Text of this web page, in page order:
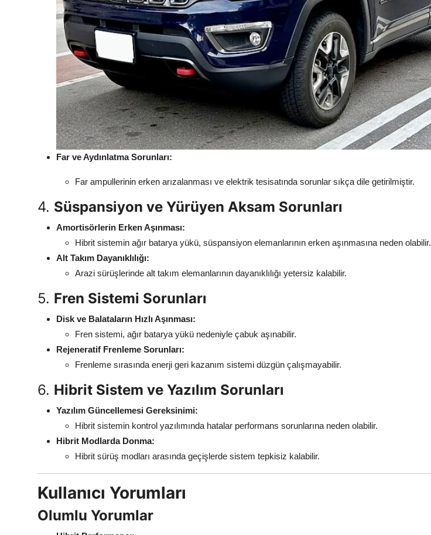
Far ve Aydınlatma Sorunları:
Far ampullerinin erken arızalanması ve elektrik tesisatında sorunlar sıkça dile getirilmiştir.
4. Süspansiyon ve Yürüyen Aksam Sorunları
Amortisörlerin Erken Aşınması:
Hibrit sistemin ağır batarya yükü, süspansiyon elemanlarının erken aşınmasına neden olabilir.
Alt Takım Dayanıklılığı:
Arazi sürüşlerinde alt takım elemanlarının dayanıklılığı yetersiz kalabilir.
5. Fren Sistemi Sorunları
Disk ve Balataların Hızlı Aşınması:
Fren sistemi, ağır batarya yükü nedeniyle çabuk aşınabilir.
Rejeneratif Frenleme Sorunları:
Frenleme sırasında enerji geri kazanım sistemi düzgün çalışmayabilir.
6. Hibrit Sistem ve Yazılım Sorunları
Yazılım Güncellemesi Gereksinimi:
Hibrit sistemin kontrol yazılımında hatalar performans sorunlarına neden olabilir.
Hibrit Modlarda Donma:
Hibrit sürüş modları arasında geçişlerde sistem tepkisiz kalabilir.
Kullanıcı Yorumları
Olumlu Yorumlar